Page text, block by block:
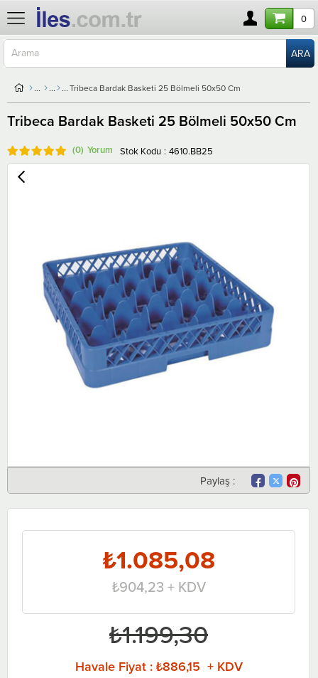
0
Tribeca Bardak Basketi 25 Bölmeli 50x50 Cm
Tribeca Bardak Basketi 25 Bölmeli 50x50 Cm
(0) Stok Kodu 4610.BB25
Paylaş :
₺1.199,30
₺1.085,08
₺904,23 + KDV
Havale Fiyat : ₺886,15 + KDV